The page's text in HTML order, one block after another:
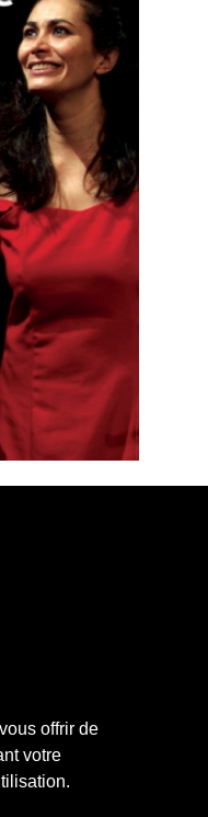
offrir de
votre